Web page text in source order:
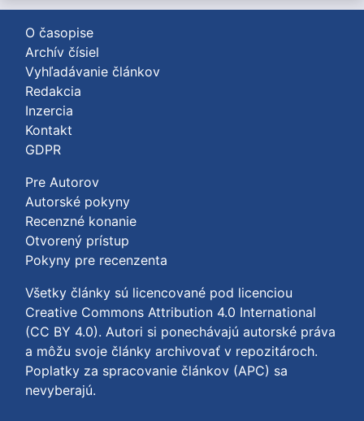
O časopise
Archív čísiel
Vyhľadávanie článkov
Redakcia
Inzercia
Kontakt
GDPR
Pre Autorov
Autorské pokyny
Recenzné konanie
Otvorený prístup
Pokyny pre recenzenta
Všetky články sú licencované pod licenciou
Creative Commons Attribution 4.0 International
(CC BY 4.0). Autori si ponechávajú autorské práva
a môžu svoje články archivovať v repozitároch.
Poplatky za spracovanie článkov (APC) sa
nevyberajú.